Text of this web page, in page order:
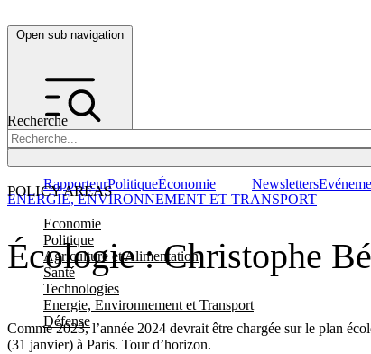
Open sub navigation
Recherche
POLICY AREAS
Economie
Politique
Agriculture et Alimentation
Santé
Technologies
Energie, Environnement et Transport
Défense
RapporteurPolitiqueÉconomie Newsletters
Écologie : Christophe
Comme 2023, l’année 2024 devrait être chargée sur le plan
(31 janvier) à Paris. Tour d’horizon.
ENERGIE, ENVIRONNEMENT ET TRANSPORT